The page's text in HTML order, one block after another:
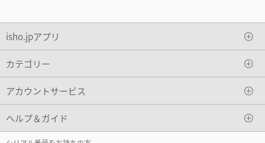
isho.jpアプリ
カテゴリー
アカウントサービス
ヘルプ＆ガイド